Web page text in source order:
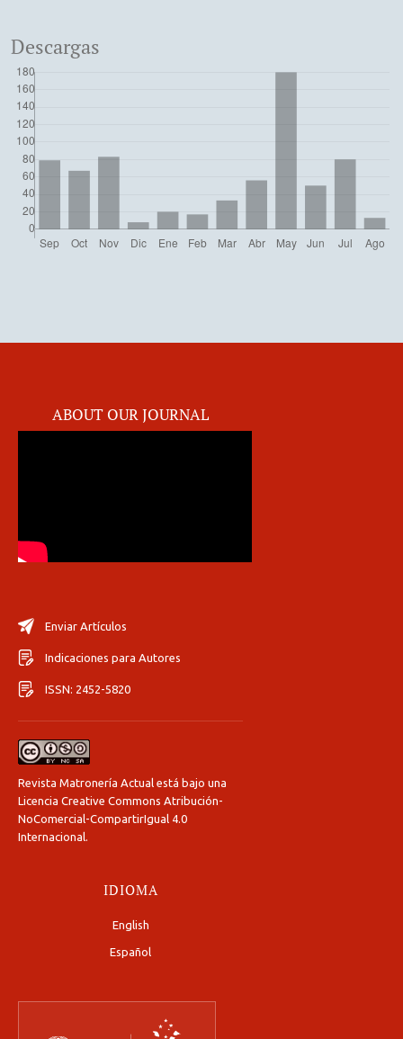
Descargas
ABOUT OUR JOURNAL
Enviar Artículos
Indicaciones para Autores
ISSN: 2452-5820
Revista Matronería Actual está bajo una
Licencia Creative Commons Atribución-
NoComercial-CompartirIgual 4.0
Internacional.
IDIOMA
English
Español